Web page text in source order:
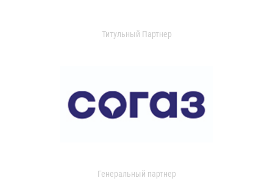
Титульный Партнер
Генеральный партнер